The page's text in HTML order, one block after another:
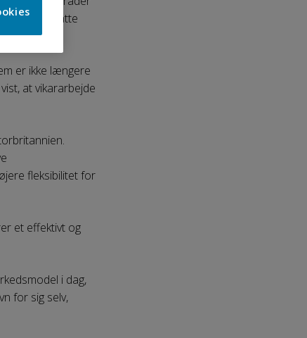
at løst ansatte
er ikke længere
at vikararbejde
fleksibilitet for
et effektivt og
i dag,
for sig selv,